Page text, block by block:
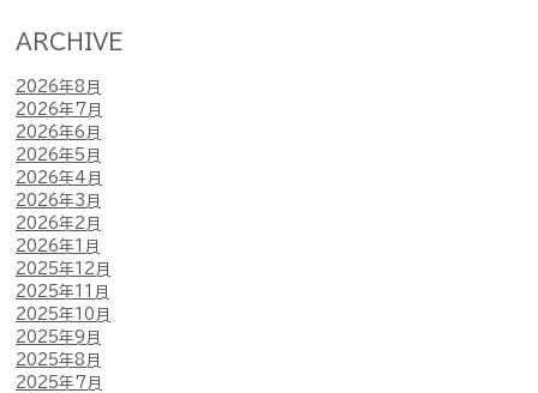
ARCHIVE
2026年8月
2026年7月
2026年6月
2026年5月
2026年4月
2026年3月
2026年2月
2026年1月
2025年12月
2025年11月
2025年10月
2025年9月
2025年8月
2025年7月